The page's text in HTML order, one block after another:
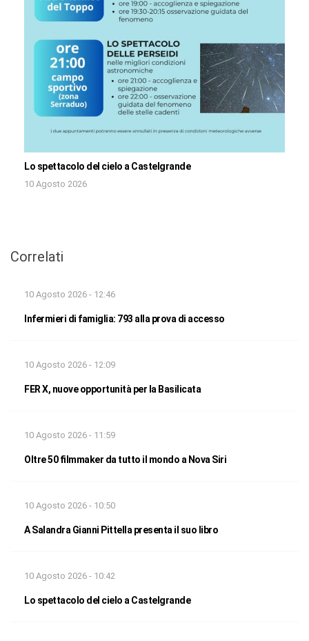
Lo spettacolo del cielo a Castelgrande
10 Agosto 2026
Correlati
10 Agosto 2026 - 12:46
Infermieri di famiglia: 793 alla prova di accesso
10 Agosto 2026 - 12:09
FER X, nuove opportunità per la Basilicata
10 Agosto 2026 - 11:59
Oltre 50 filmmaker da tutto il mondo a Nova Siri
10 Agosto 2026 - 10:50
A Salandra Gianni Pittella presenta il suo libro
10 Agosto 2026 - 10:42
Lo spettacolo del cielo a Castelgrande